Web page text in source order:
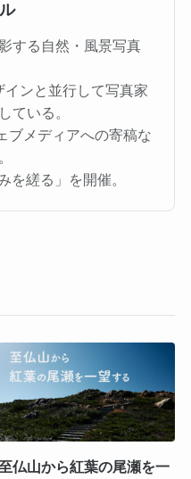
する自然・風景写真
ンと並行して写真家
ている。
ブメディアへの寄稿な
を縒る」を開催。
仏山から紅葉の尾瀬を一